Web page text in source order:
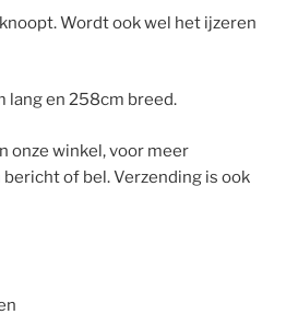
Wordt ook wel het ijzeren
lang en 258cm breed.
onze winkel, voor meer
of bel. Verzending is ook